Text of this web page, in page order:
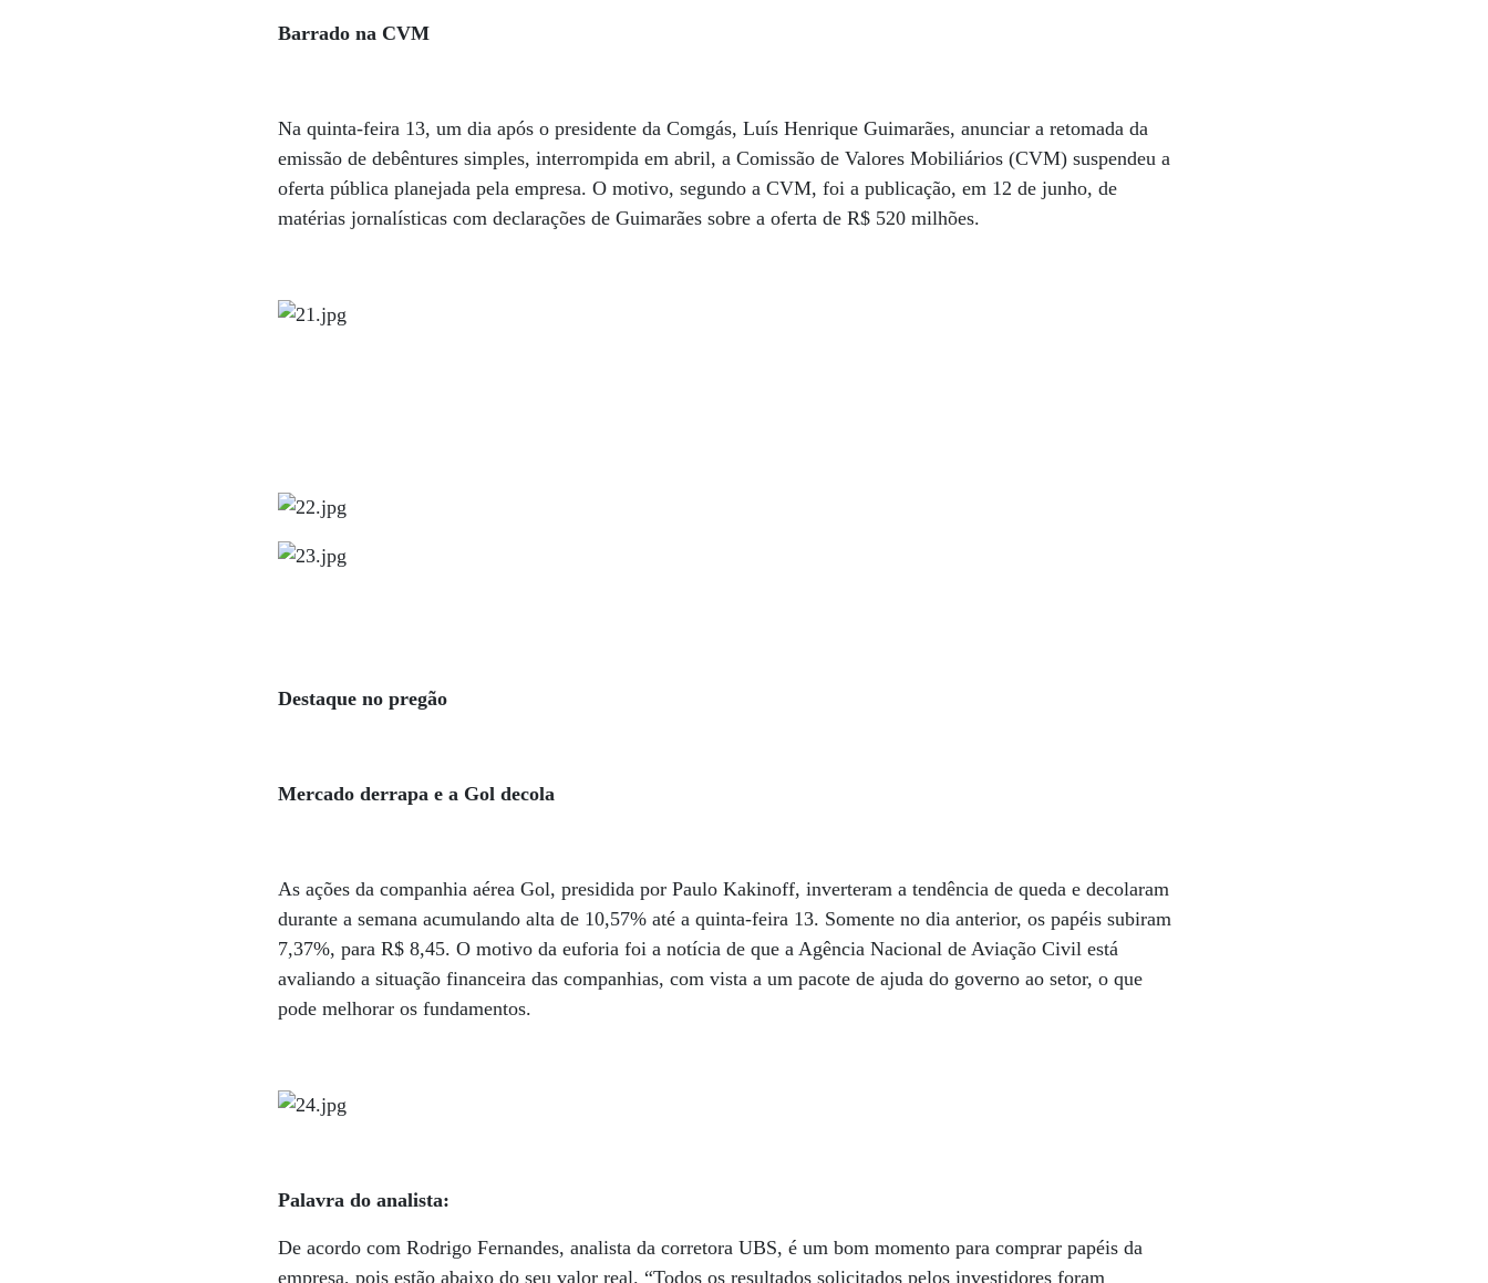
Barrado na CVM
Na quinta-feira 13, um dia após o presidente da Comgás, Luís Henrique Guimarães, anunciar a retomada da
emissão de debêntures simples, interrompida em abril, a Comissão de Valores Mobiliários (CVM) suspendeu a
oferta pública planejada pela empresa. O motivo, segundo a CVM, foi a publicação, em 12 de junho, de
matérias jornalísticas com declarações de Guimarães sobre a oferta de R$ 520 milhões.
Destaque no pregão
Mercado derrapa e a Gol decola
As ações da companhia aérea Gol, presidida por Paulo Kakinoff, inverteram a tendência de queda e decolaram
durante a semana acumulando alta de 10,57% até a quinta-feira 13. Somente no dia anterior, os papéis subiram
7,37%, para R$ 8,45. O motivo da euforia foi a notícia de que a Agência Nacional de Avia­ção Civil está
avaliando a situação financeira das companhias, com vista a um pacote de ajuda do gover­no ao setor, o que
pode melhorar os fundamentos.
Palavra do analista:
De acordo com Rodrigo Fernandes, analista da corretora UBS, é um bom momento para comprar papéis da
empresa, pois estão abaixo do seu valor real. “Todos os resultados solicitados pelos investidores foram